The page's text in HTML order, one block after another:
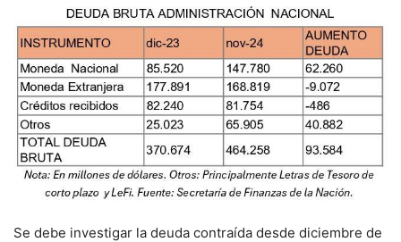
Se debe investigar la deuda contraída desde diciembre de